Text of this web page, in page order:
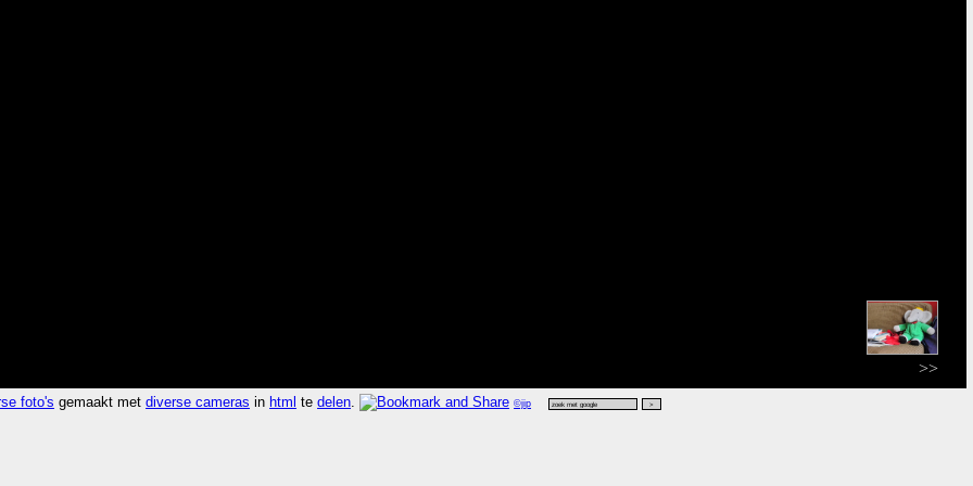
>>
foto's gemaakt metdiverse cameras in html tedelen. ©jip